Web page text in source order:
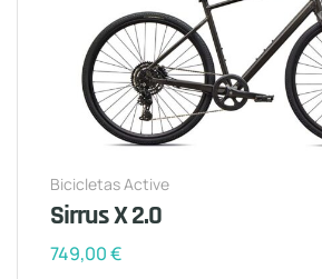
Bicicletas Active
Sirrus X 2.0
749,00€